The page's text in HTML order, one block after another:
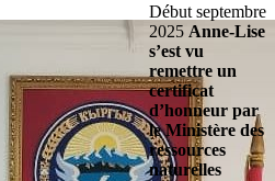
Début septembre
2025 Anne-Lise
s’est vu
remettre un
certificat
d’honneur par
le Ministère des
ressources
naturelles